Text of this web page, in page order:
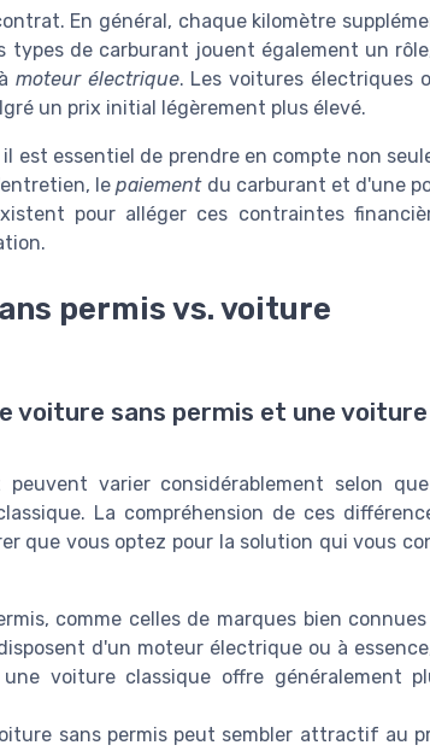
En général, chaque kilomètre
de carburant jouent également un
moteur électrique. Les voitures électriques
un prix initial légèrement plus élevé.
est essentiel de prendre en compte non
lepaiementdu carburant et d'une
pour alléger ces contraintes
permis vs. voiture
voiture sans permis et une voiture
varier considérablement selon
La compréhension de ces
que vous optez pour la solution qui vous
comme celles de marques bien
d'un moteur électrique ou à
voiture classique offre généralement
sans permis peut sembler attractif au